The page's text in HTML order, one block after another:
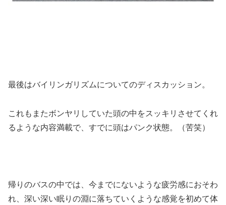
最後はバイリンガリズムについてのディスカッション。
これもまたボンヤリしていた頭の中をスッキリさせてくれ
るような内容満載で、すでに頭はパンク状態。（苦笑）
帰りのバスの中では、今までにないような疲労感におそわ
れ、深い深い眠りの淵に落ちていくような感覚を初めて体